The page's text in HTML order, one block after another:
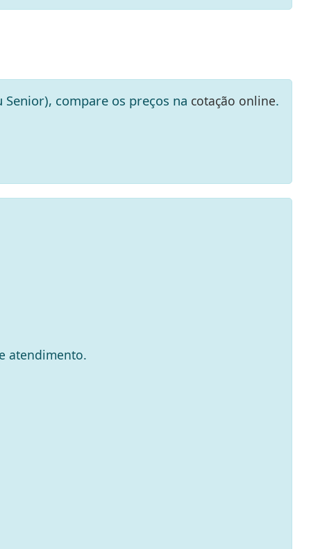
compare os preços na cotação online.
atendimento.